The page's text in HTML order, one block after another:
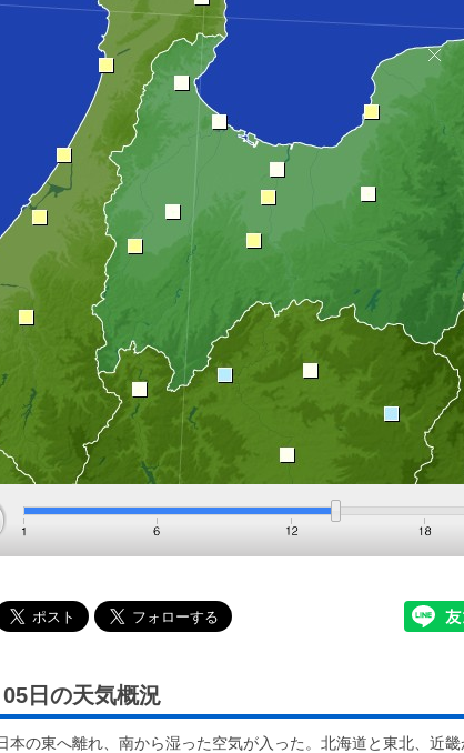
日の天気概況
本の東へ離れ、南から湿った空気が入った。北海道と東北、近